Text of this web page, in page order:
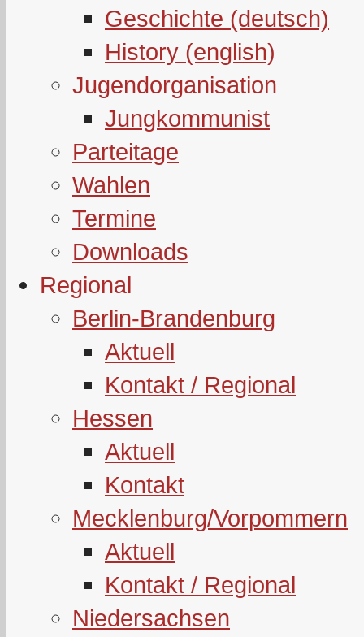
Geschichte (deutsch)
History (english)
Jugendorganisation
Jungkommunist
Parteitage
Wahlen
Termine
Downloads
Regional
Berlin-Brandenburg
Aktuell
Kontakt / Regional
Hessen
Aktuell
Kontakt
Mecklenburg/Vorpommern
Aktuell
Kontakt / Regional
Niedersachsen